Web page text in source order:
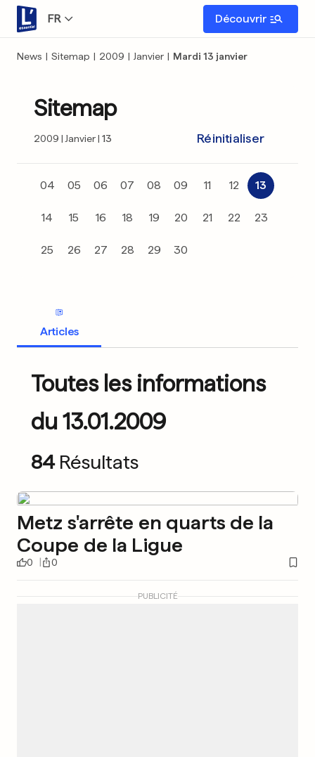
FR Découvrir
News | Sitemap | 2009 | Janvier | Mardi 13 janvier
Sitemap
2009 Janvier 13 Réinitialiser
04 05 06 07 08 09 11 12 13
14 15 16 18 19 20 21 22 23
25 26 27 28 29 30
Articles
Toutes les informations
du 13.01.2009
84 Résultats
Metz s'arrête en quarts de la
Coupe de la Ligue
0 0
PUBLICITÉ